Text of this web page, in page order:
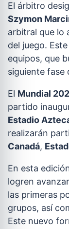
El árbitro
Szymon
arbitral que lo
del juego.
equipos, que
siguiente fase
El Mundial
partido
Estadio
realizarán
Canadá,
En esta
logren
las primeras
grupos, así
Este nuevo